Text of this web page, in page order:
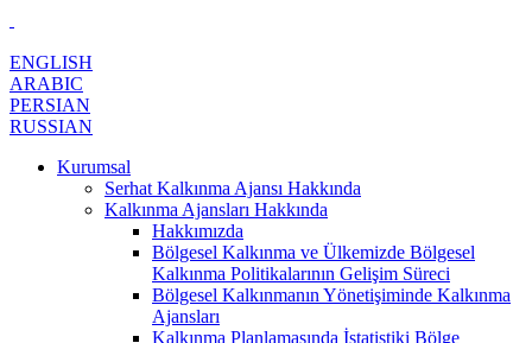
ENGLISH
ARABIC
PERSIAN
RUSSIAN
Kurumsal
Serhat Kalkınma Ajansı Hakkında
Kalkınma Ajansları Hakkında
Hakkımızda
Bölgesel Kalkınma ve Ülkemizde Bölgesel
Kalkınma Politikalarının Gelişim Süreci
Bölgesel Kalkınmanın Yönetişiminde Kalkınma
Ajansları
Kalkınma Planlamasında İstatistiki Bölge